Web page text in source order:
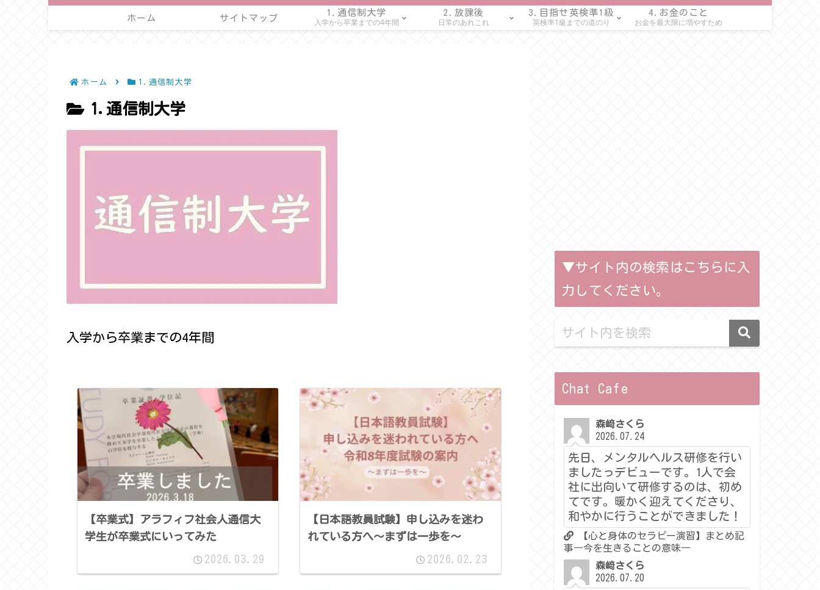
ホーム サイトマップ
1.通信制大学
入学から卒業までの4年間
2.放課後
日常のあれこれ
3.目指せ英検準1級
英検準1級までの道のり
4.お金のこと
お金を最大限に増やすため
ホーム 1.通信制大学
1.通信制大学
入学から卒業までの4年間
【卒業式】アラフィフ社会人通信大
学生が卒業式にいってみた
2026.03.29
【日本語教員試験】申し込みを迷わ
れている方へ～まずは一歩を～
2026.02.23
▼サイト内の検索はこちらに入
力してください。
Chat Cafe
森﨑さくら
2026.07.24
先日、メンタルヘルス研修を行い
ましたっデビューです。1人で会
社に出向いて研修するのは、初め
てです。暖かく迎えてくださり、
和やかに行うことができました！
【心と身体のセラピー演習】まとめ記
事―今を生きることの意味―
森﨑さくら
2026.07.20